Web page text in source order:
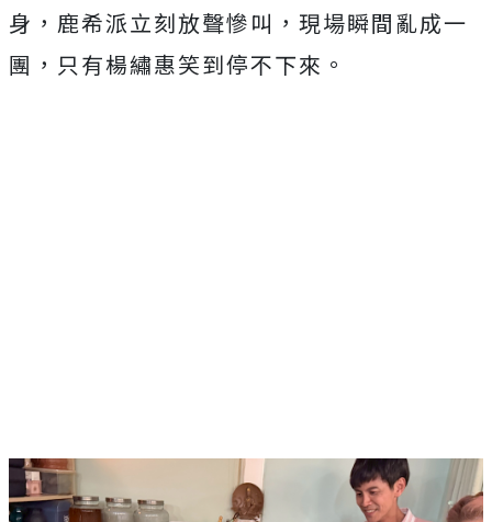
身，鹿希派立刻放聲慘叫，現場瞬間亂成一
團，只有楊繡惠笑到停不下來。